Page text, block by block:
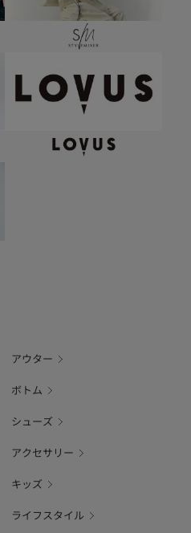
アウター
ボトム
シューズ
アクセサリー
キッズ
ライフスタイル